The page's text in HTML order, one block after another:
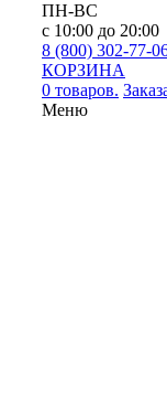
ПН-ВС
с 10:00 до 20:00
8 (800) 302-77-
КОРЗИНА
0 товаров.
Меню